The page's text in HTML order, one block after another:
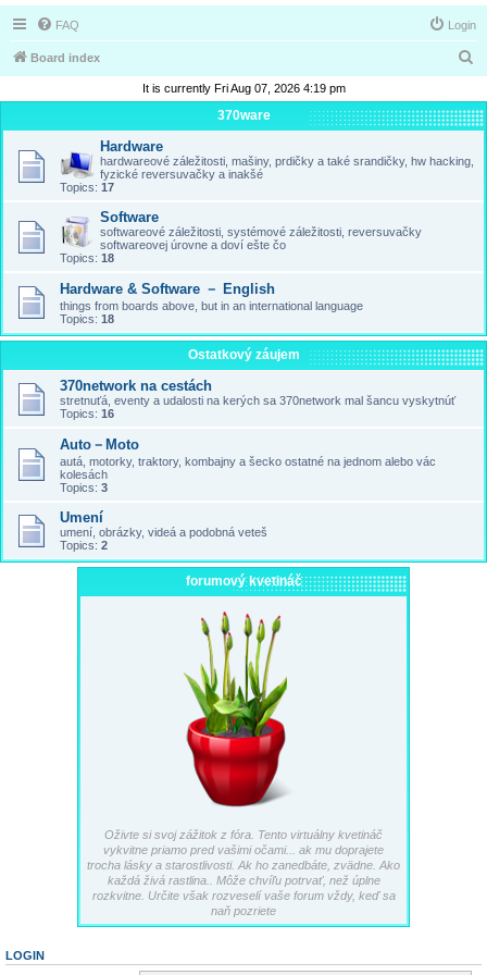
FAQ Login
Board index
a
r
It is currently Fri Aug 07, 2026 4:19 pm
370ware
Hardware
hardwareové záležitosti, mašiny, prdičky a také srandičky, hw hacking,
fyzické reversuvačky a inakšé
Topics: 17
Software
softwareové záležitosti, systémové záležitosti, reversuvačky
softwareovej úrovne a doví ešte čo
Topics: 18
Hardware & Software － English
things from boards above, but in an international language
Topics: 18
Ostatkový záujem
370network na cestách
stretnuťá, eventy a udalosti na kerých sa 370network mal šancu vyskytnúť
Topics: 16
Auto－Moto
autá, motorky, traktory, kombajny a šecko ostatné na jednom alebo vác
kolesách
Topics: 3
Umení
umení, obrázky, videá a podobná veteš
Topics: 2
forumový kvetináč
Oživte si svoj zážitok z fóra. Tento virtuálny kvetináč
vykvitne priamo pred vašimi očami... ak mu doprajete
trocha lásky a starostlivosti. Ak ho zanedbáte, zvädne. Ako
každá živá rastlina.. Môže chvíľu potrvať, než úplne
rozkvitne. Určite však rozveselí vaše forum vždy, keď sa
naň pozriete
LOGIN